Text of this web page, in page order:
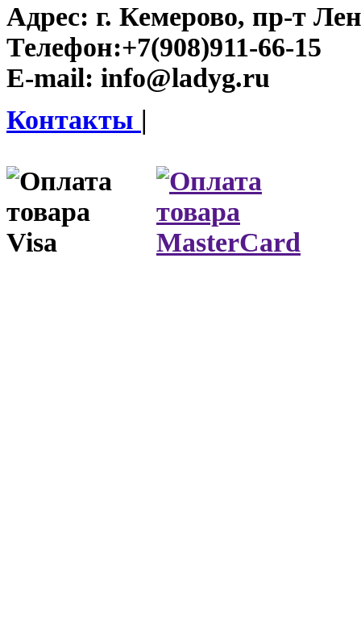
Адрес: г. Кемерово, пр-т
Телефон:+7(908)911-66-15
E-mail: info@ladyg.ru
Контакты |